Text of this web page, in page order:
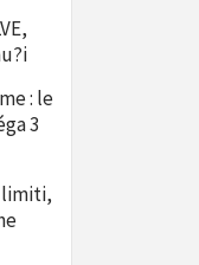
: le
3
limiti,